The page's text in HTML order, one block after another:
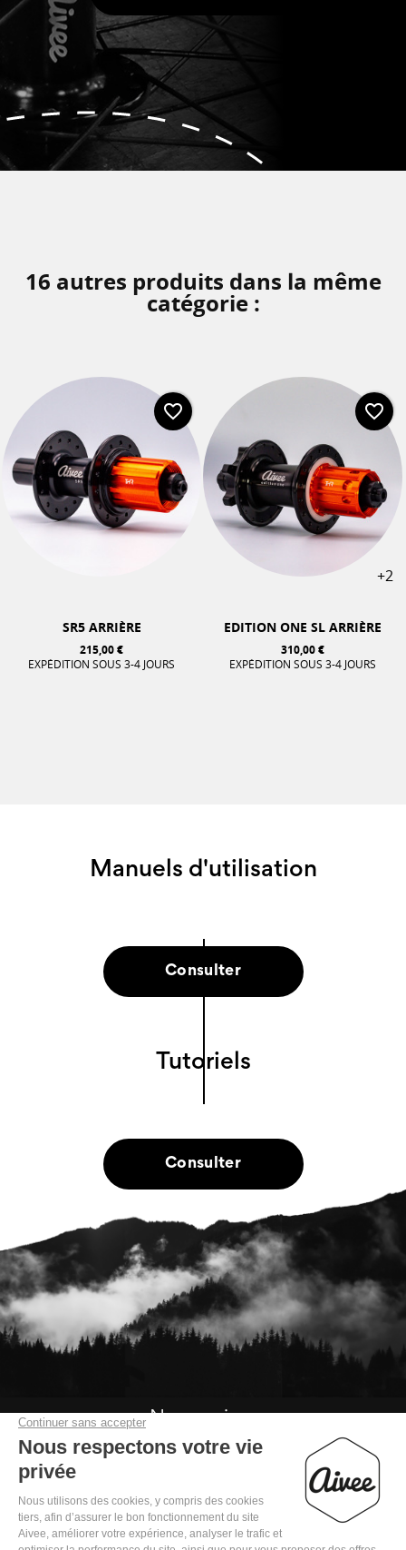
16 autres produits dans la même
catégorie :
SR5 ARRIÈRE
215,00 €
EXPÉDITION SOUS 3-4 JOURS
favorite_border
+2
EDITION ONE SL ARRIÈRE
310,00 €
EXPÉDITION SOUS 3-4 JOURS
favorite_border
Manuels d'utilisation
Consulter
Tutoriels
Consulter
Mentions légales Politique de confidentialité